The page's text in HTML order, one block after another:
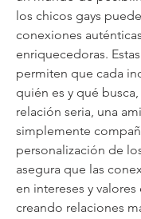
los chicos gays
conexiones
enriquecedoras.
permiten que cada
quién es y qué busca,
relación seria, una
simplemente
personalización de
asegura que las
en intereses y
creando relaciones